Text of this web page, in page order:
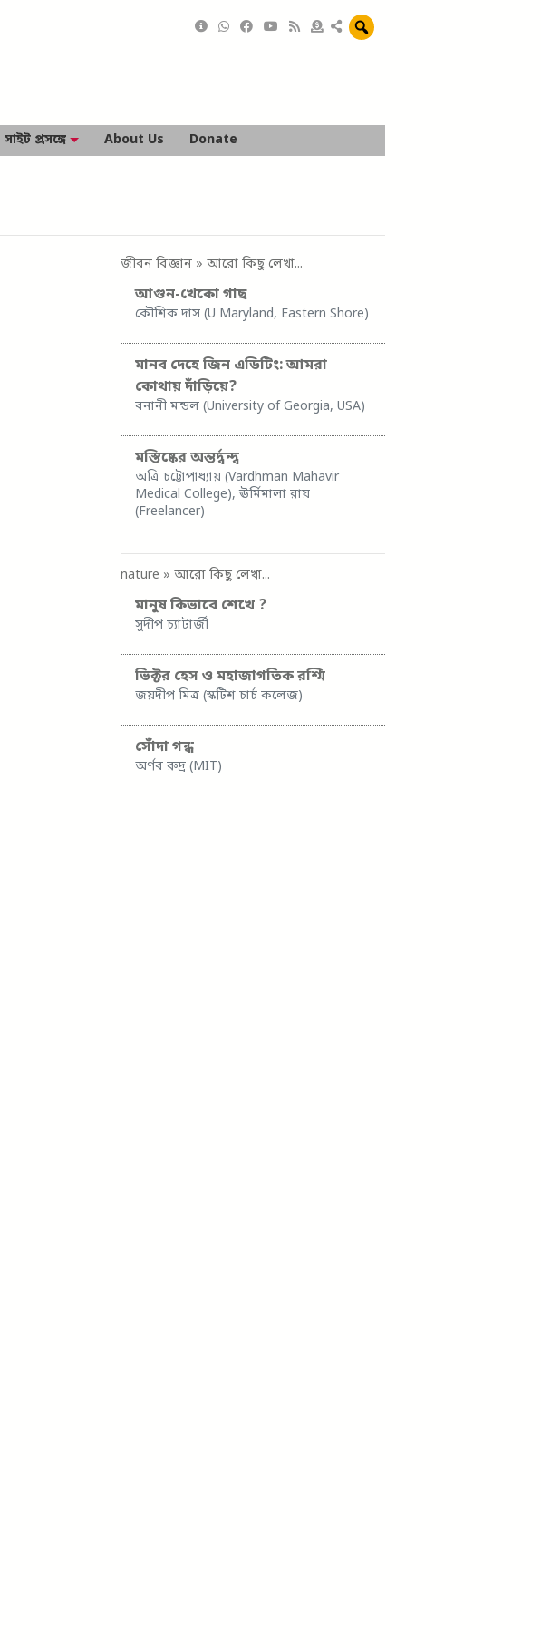
সাইট প্রসঙ্গে About Us Donate
জীবন বিজ্ঞান » আরো কিছু লেখা...
আগুন-খেকো গাছ
কৌশিক দাস (U Maryland, Eastern Shore)
মানব দেহে জিন এডিটিং: আমরা
কোথায় দাঁড়িয়ে?
বনানী মন্ডল (University of Georgia, USA)
মস্তিষ্কের অন্তর্দ্বন্দ্ব
অত্রি চট্টোপাধ্যায় (Vardhman Mahavir
Medical College), ঊর্মিমালা রায়
(Freelancer)
nature » আরো কিছু লেখা...
মানুষ কিভাবে শেখে ?
সুদীপ চ্যাটার্জী
ভিক্টর হেস ও মহাজাগতিক রশ্মি
জয়দীপ মিত্র (স্কটিশ চার্চ কলেজ)
সোঁদা গন্ধ
অর্ণব রুদ্র (MIT)